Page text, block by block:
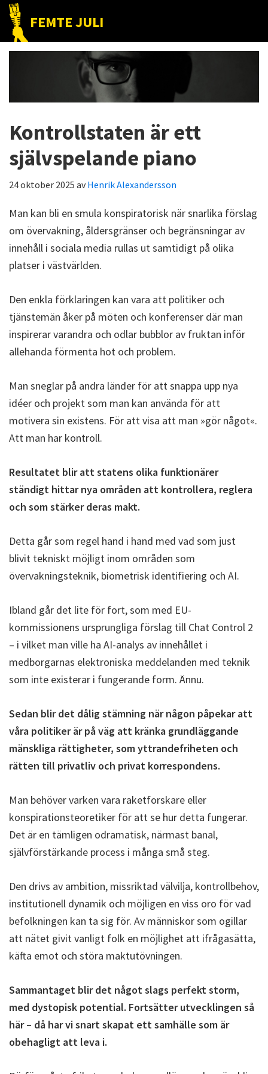
Hoppa
huvudnavigering
Hoppa
huvudinnehåll
Hoppa
det
FEMTE JULI
Nätet
till
Kontrollstaten är ett
självspelande piano
24 oktober 2025 avHenrik Alexandersson
Man kan bli en smula konspiratorisk när snarlika förslag
om övervakning, åldersgränser och begränsningar av
innehåll i sociala media rullas ut samtidigt på olika
platser i västvärlden.
Den enkla förklaringen kan vara att politiker och
tjänstemän åker på möten och konferenser där man
inspirerar varandra och odlar bubblor av fruktan inför
allehanda förmenta hot och problem.
Man sneglar på andra länder för att snappa upp nya
idéer och projekt som man kan använda för att
motivera sin existens. För att visa att man »gör något«.
Att man har kontroll.
Resultatet blir att statens olika funktionärer
ständigt hittar nya områden att kontrollera, reglera
och som stärker deras makt.
Detta går som regel hand i hand med vad som just
blivit tekniskt möjligt inom områden som
övervakningsteknik, biometrisk identifiering och AI.
Ibland går det lite för fort, som med EU-
kommissionens ursprungliga förslag till Chat Control 2
– i vilket man ville ha AI-analys av innehållet i
medborgarnas elektroniska meddelanden med teknik
som inte existerar i fungerande form. Ännu.
Sedan blir det dålig stämning när någon påpekar att
våra politiker är på väg att kränka grundläggande
mänskliga rättigheter, som yttrandefriheten och
rätten till privatliv och privat korrespondens.
Man behöver varken vara raketforskare eller
konspirationsteoretiker för att se hur detta fungerar.
Det är en tämligen odramatisk, närmast banal,
självförstärkande process i många små steg.
Den drivs av ambition, missriktad välvilja, kontrollbehov,
institutionell dynamik och möjligen en viss oro för vad
befolkningen kan ta sig för. Av människor som ogillar
att nätet givit vanligt folk en möjlighet att ifrågasätta,
käfta emot och störa maktutövningen.
Sammantaget blir det något slags perfekt storm,
med dystopisk potential. Fortsätter utvecklingen så
här – då har vi snart skapat ett samhälle som är
obehagligt att leva i.